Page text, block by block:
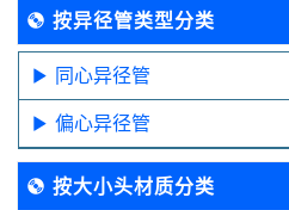
按异径管类型分类
同心异径管
偏心异径管
按大小头材质分类